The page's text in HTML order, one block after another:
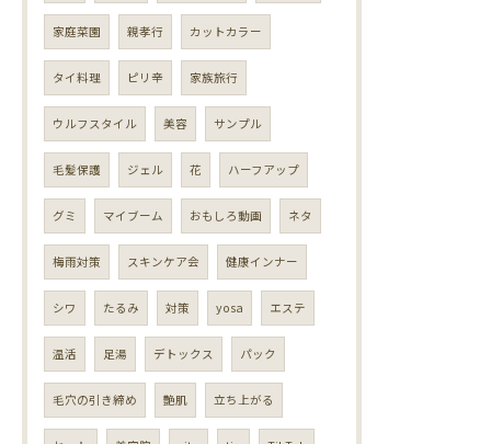
家庭菜園 親孝行 カットカラー
タイ料理 ピリ辛 家族旅行
ウルフスタイル 美容 サンプル
毛髪保護 ジェル 花 ハーフアップ
グミ マイブーム おもしろ動画 ネタ
梅雨対策 スキンケア会 健康インナー
シワ たるみ 対策 yosa エステ
温活 足湯 デトックス パック
毛穴の引き締め 艶肌 立ち上がる